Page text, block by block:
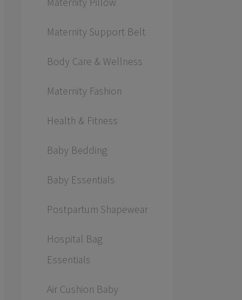
Maternity Support Belt
Body Care & Wellness
Maternity Fashion
Health & Fitness
Baby Bedding
Baby Essentials
Postpartum Shapewear
Hospital Bag
Essentials
Air Cushion Baby